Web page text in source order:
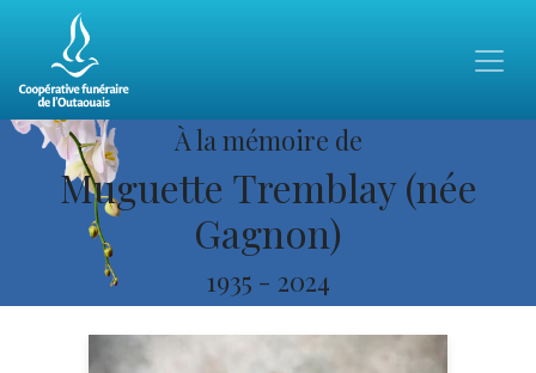
À la mémoire de
Muguette Tremblay (née
Gagnon)
1935 - 2024